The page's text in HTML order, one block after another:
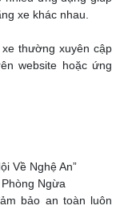
xe khác nhau.
thường xuyên cập
website hoặc ứng
Về Nghệ An”
Ngừa
bảo an toàn luôn